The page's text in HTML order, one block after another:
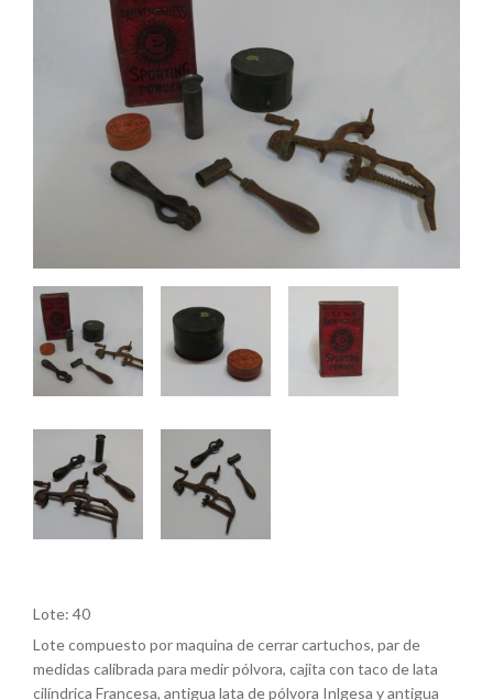
Lote: 40
Lote compuesto por maquina de cerrar cartuchos, par de
medidas calibrada para medir pólvora, cajita con taco de lata
cilíndrica Francesa, antigua lata de pólvora Inlgesa y antigua